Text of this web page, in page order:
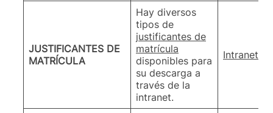
JUSTIFICANTES DE
MATRÍCULA
Hay diversos
tipos de
justificantes de
matrícula
disponibles para
su descarga a
través de la
intranet.
Intranet